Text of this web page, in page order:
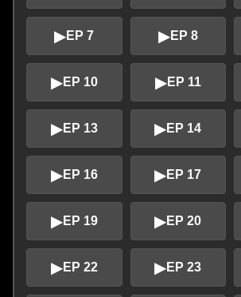
▶EP 7 ▶EP 8
▶EP 10 ▶EP 11
▶EP 13 ▶EP 14
▶EP 16 ▶EP 17
▶EP 19 ▶EP 20
▶EP 22 ▶EP 23